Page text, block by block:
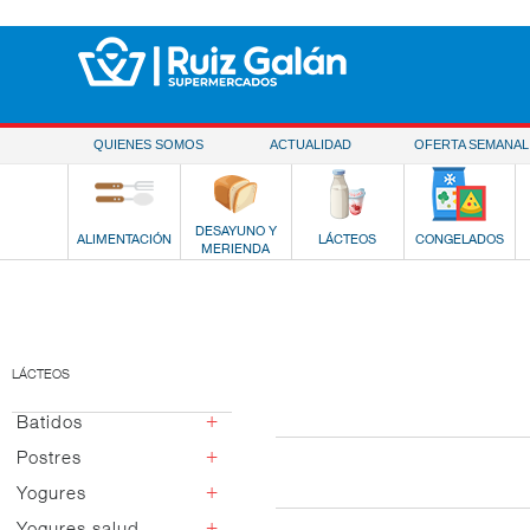
QUIENES SOMOS ACTUALIDAD OFERTA SEMANAL
ALIMENTACIÓN
DESAYUNO Y
MERIENDA
LÁCTEOS CONGELADOS
LÁCTEOS
Batidos +
Chocolate y cacao
Fresa
Postres +
Postres vidrio
Italianos
Yogures +